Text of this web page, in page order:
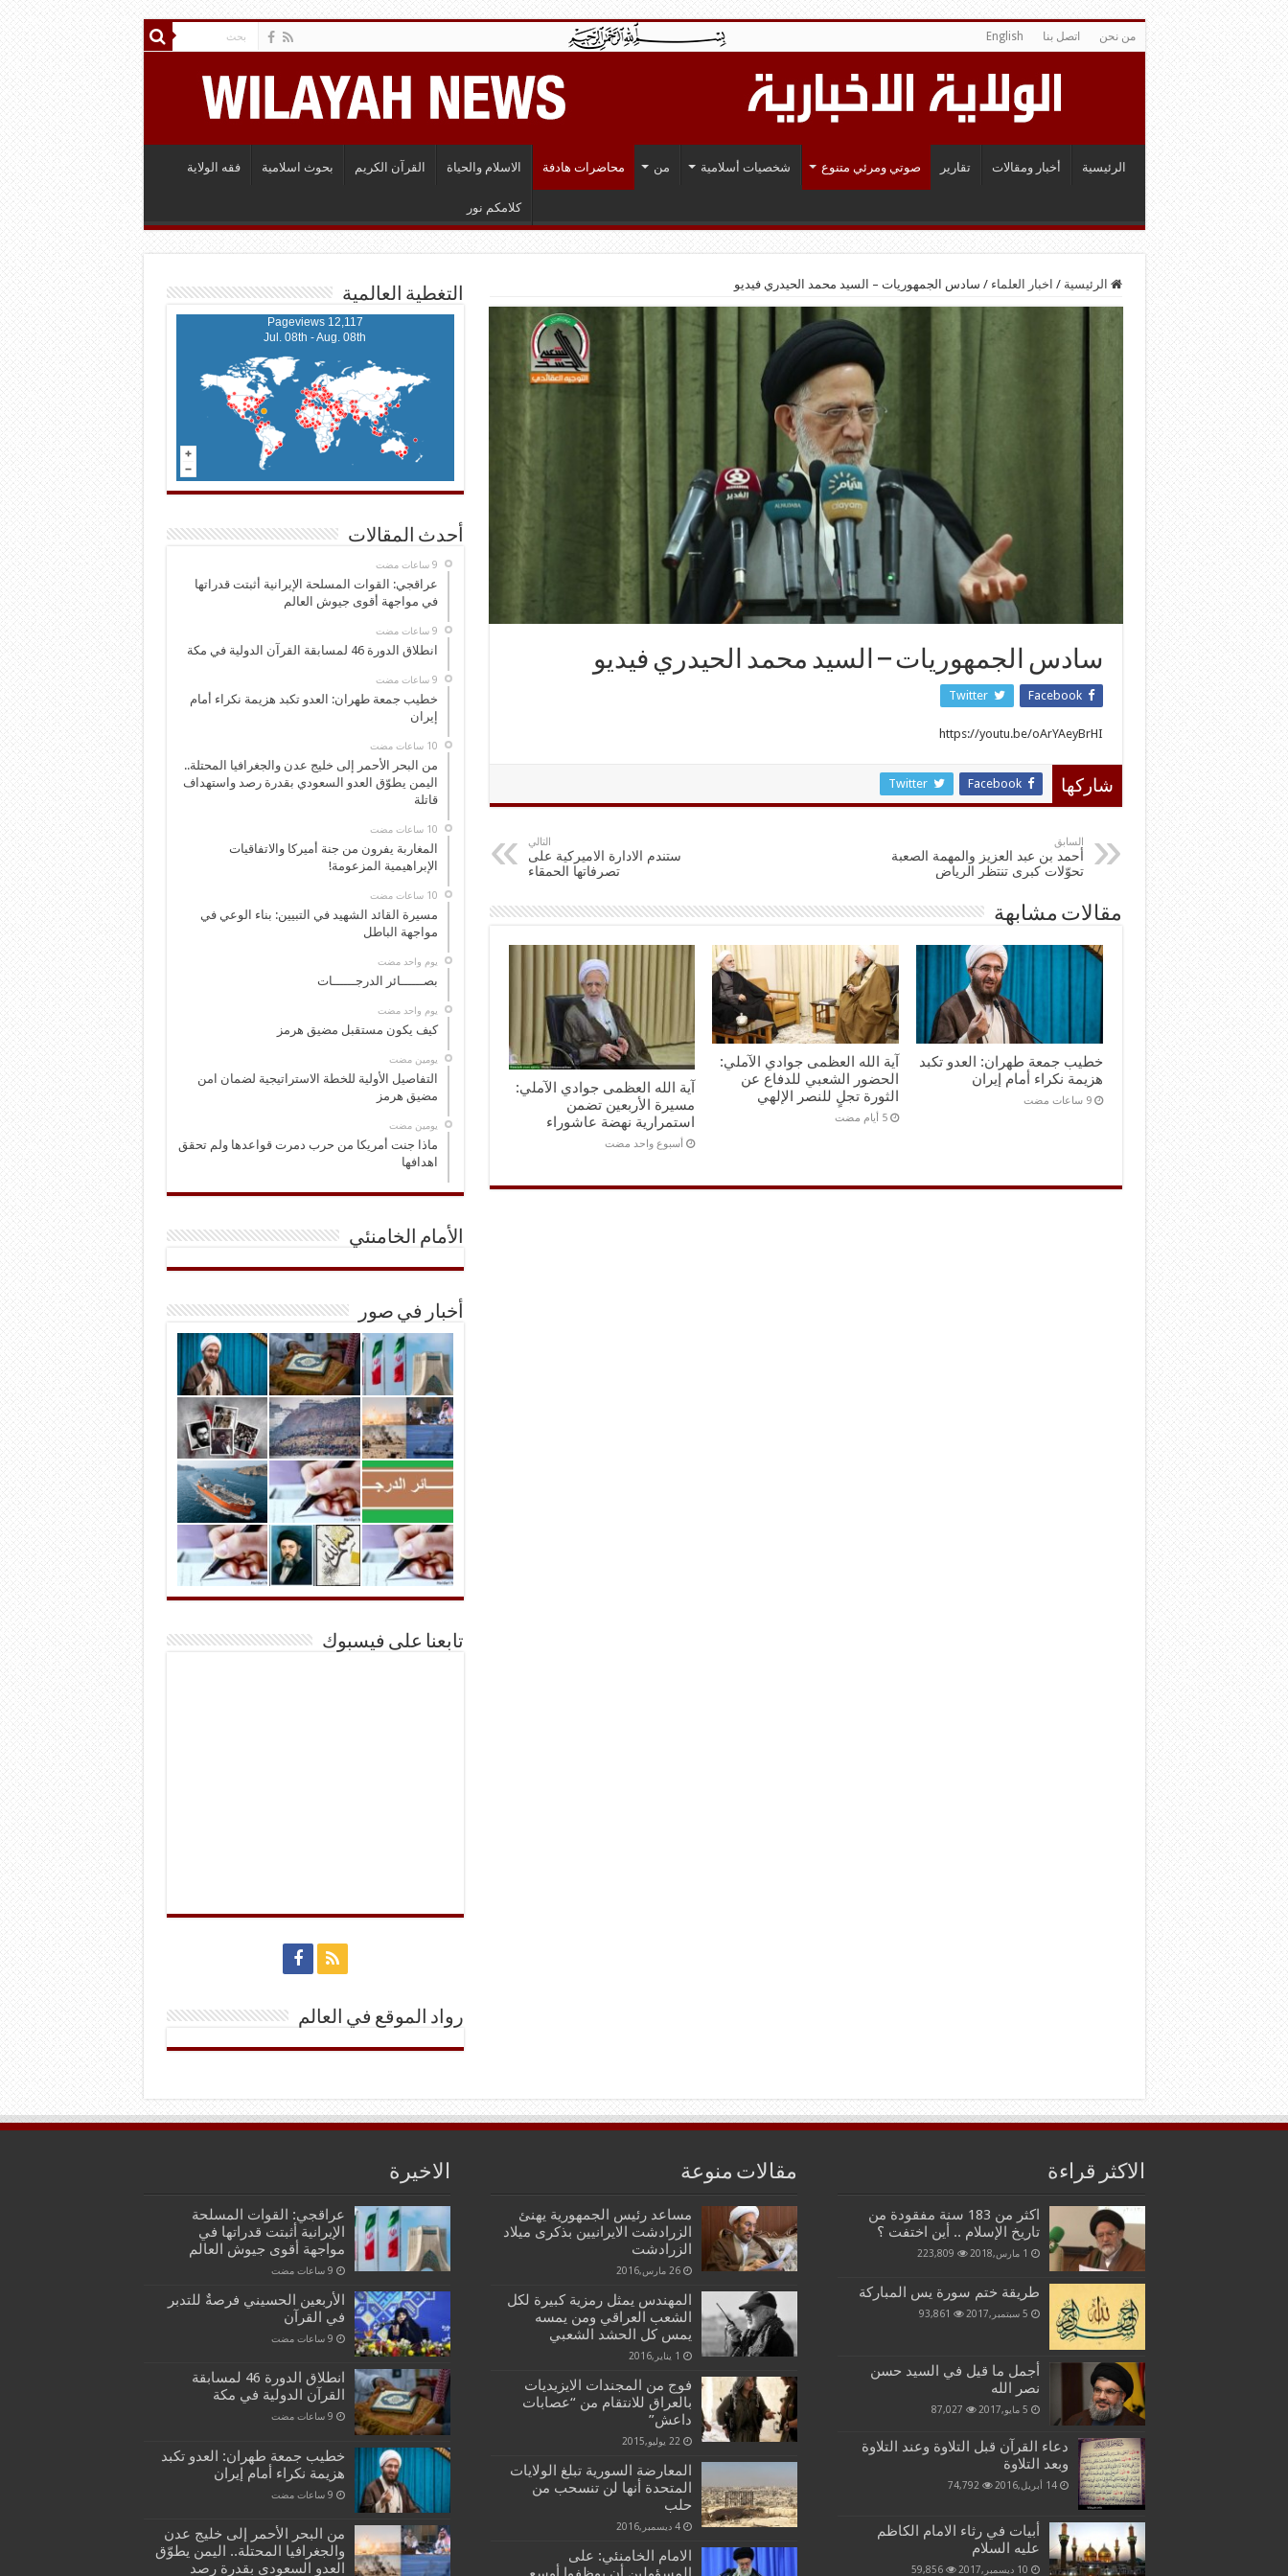
من نحن اتصل بنا English
الرئيسية أخبار ومقالات تقارير صوتي ومرئي متنوع شخصيات أسلامية من محاضرات هادفة الاسلام والحياة القرآن الكريم بحوث اسلامية فقه الولاية
كلامكم نور
الرئيسية / اخبار العلماء / سادس الجمهوريات – السيد محمد الحيدري فيديو
سادس الجمهوريات – السيد محمد الحيدري فيديو
Facebook
Twitter
https://youtu.be/oArYAeyBrHI
شاركها Facebook
Twitter
السابق
أحمد بن عبد العزيز والمهمة الصعبة
تحوّلات كبرى تنتظر الرياض
التالي
ستندم الادارة الاميركية على
تصرفاتها الحمقاء
مقالات مشابهة
خطيب جمعة طهران: العدو تكبد
هزيمة نكراء أمام إيران
‏9 ساعات مضت
آية الله العظمى جوادي الآملي:
الحضور الشعبي للدفاع عن
الثورة تجلٍ للنصر الإلهي
‏5 أيام مضت
آية الله العظمى جوادي الآملي:
مسيرة الأربعين تضمن
استمرارية نهضة عاشوراء
‏أسبوع واحد مضت
التغطية العالمية
12,117 Pageviews
Jul. 08th - Aug. 08th
أحدث المقالات
عراقجي: القوات المسلحة الإيرانية أثبتت قدراتها
في مواجهة أقوى جيوش العالم
انطلاق الدورة 46 لمسابقة القرآن الدولية في مكة
خطيب جمعة طهران: العدو تكبد هزيمة نكراء أمام
إيران
من البحر الأحمر إلى خليج عدن والجغرافيا المحتلة..
اليمن يطوّق العدو السعودي بقدرة رصد واستهداف
قاتلة
المغاربة يفرون من جنة أميركا والاتفاقيات
الإبراهيمية المزعومة!
مسيرة القائد الشهيد في التبيين: بناء الوعي في
مواجهة الباطل
‏يوم واحد مضت
بصــــــائر الدرجــــــات
‏يوم واحد مضت
كيف يكون مستقبل مضيق هرمز
‏يومين مضت
التفاصيل الأولية للخطة الاستراتيجية لضمان امن
مضيق هرمز
‏يومين مضت
ماذا جنت أمريكا من حرب دمرت قواعدها ولم تحقق
اهدافها
الأمام الخامنئي
أخبار في صور
تابعنا على فيسبوك
رواد الموقع في العالم
الاكثر قراءة
اكثر من 183 سنة مفقودة من
تاريخ الإسلام .. أين اختفت ؟
1 مارس,2018 223,809
طريقة ختم سورة يس المباركة
5 سبتمبر,2017 93,861
أجمل ما قيل في السيد حسن
نصر الله
5 مايو,2017 87,027
دعاء القرآن قبل التلاوة وعند التلاوة
وبعد التلاوة
14 أبريل,2016 74,792
أبيات في رثاء الامام الكاظم
عليه السلام
10 ديسمبر,2017 59,856
مقالات منوعة
مساعد رئیس الجمهوریة یهنئ
الزرادشت الایرانیین بذکری میلاد
الزرادشت
26 مارس,2016
المهندس يمثل رمزية كبيرة لكل
الشعب العراقي ومن يمسه
يمس كل الحشد الشعبي
1 يناير,2016
فوج من المجندات الايزيديات
بالعراق للانتقام من “عصابات
داعش”
22 يوليو,2015
المعارضة السورية تبلغ الولايات
المتحدة أنها لن تنسحب من
حلب
4 ديسمبر,2016
الامام الخامنئي: على
الاخيرة
عراقجي: القوات المسلحة
الإيرانية أثبتت قدراتها في
مواجهة أقوى جيوش العالم
الأربعين الحسيني فرصةٌ للتدبر
في القرآن
انطلاق الدورة 46 لمسابقة
القرآن الدولية في مكة
خطيب جمعة طهران: العدو تكبد
هزيمة نكراء أمام إيران
من البحر الأحمر إلى خليج عدن
والجغرافيا المحتلة.. اليمن يطوّق
العدو السعودي بقدرة رصد